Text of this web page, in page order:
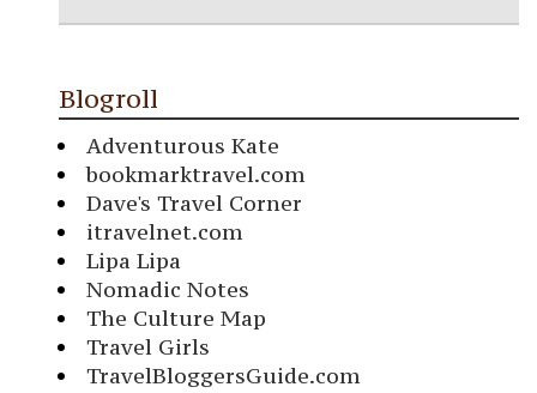
Blogroll
Adventurous Kate
bookmarktravel.com
Dave's Travel Corner
itravelnet.com
Lipa Lipa
Nomadic Notes
The Culture Map
Travel Girls
TravelBloggersGuide.com